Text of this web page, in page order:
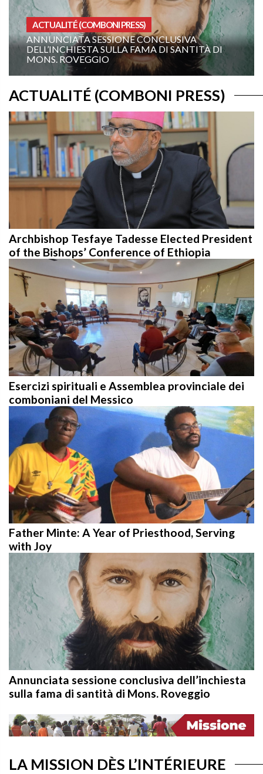
DI SANTITÀ DI
HOMÉLIES ANÉE A
19E DIMANCHE DU TEMPS
ANNÉE A: « ORDONNE-MOI DE
TOI ! »
ACTUALITÉ (COMBONI PRESS)
Archbishop Tesfaye Tadesse Elected President
of the Bishops’ Conference of Ethiopia
Esercizi spirituali e Assemblea provinciale dei
comboniani del Messico
Father Minte: A Year of Priesthood, Serving
with Joy
Annunciata sessione conclusiva dell’inchiesta
sulla fama di santità di Mons. Roveggio
LA MISSION DÈS L’INTÉRIEURE